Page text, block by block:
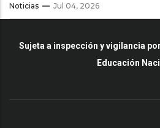
Noticias Jul 04, 2026
Sujeta a inspección y vigilancia
Educación